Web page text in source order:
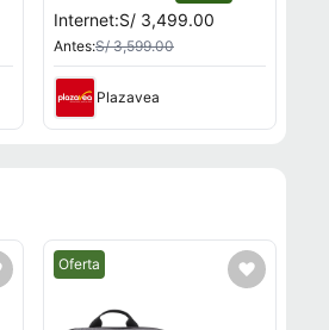
Internet:S/ 3,499.00
Antes:S/ 3,599.00
Plazavea
Mejor precio.
Oferta